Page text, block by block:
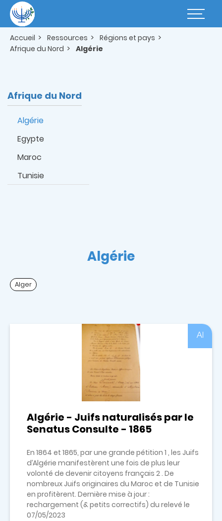
contenu
principal
Basculer
Accueil Ressources
Régions et pays
Afrique du Nord
Algérie
Afrique du Nord
Algérie
Egypte
Maroc
Tunisie
Algérie
Alger
Al
Algérie - Juifs naturalisés par le
Senatus Consulte - 1865
En 1864 et 1865, par une grande pétition 1 , les Juifs
d’Algérie manifestèrent une fois de plus leur
volonté de devenir citoyens français 2 . De
nombreux Juifs originaires du Maroc et de Tunisie
en profitèrent. Dernière mise à jour :
rechargement (& petits correctifs) du relevé le
07/05/2023